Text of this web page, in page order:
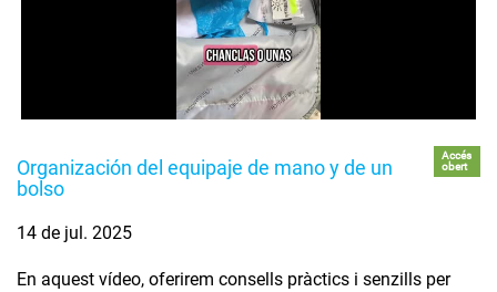
Organización del equipaje de mano y de un
bolso
Accés
obert
14 de jul. 2025
En aquest vídeo, oferirem consells pràctics i senzills per